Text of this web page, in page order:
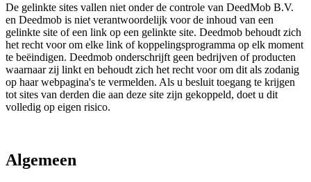
De gelinkte sites vallen niet onder de controle van DeedMob B.V.
en Deedmob is niet verantwoordelijk voor de inhoud van een
gelinkte site of een link op een gelinkte site. Deedmob behoudt zich
het recht voor om elke link of koppelingsprogramma op elk moment
te beëindigen. Deedmob onderschrijft geen bedrijven of producten
waarnaar zij linkt en behoudt zich het recht voor om dit als zodanig
op haar webpagina's te vermelden. Als u besluit toegang te krijgen
tot sites van derden die aan deze site zijn gekoppeld, doet u dit
volledig op eigen risico.
Algemeen